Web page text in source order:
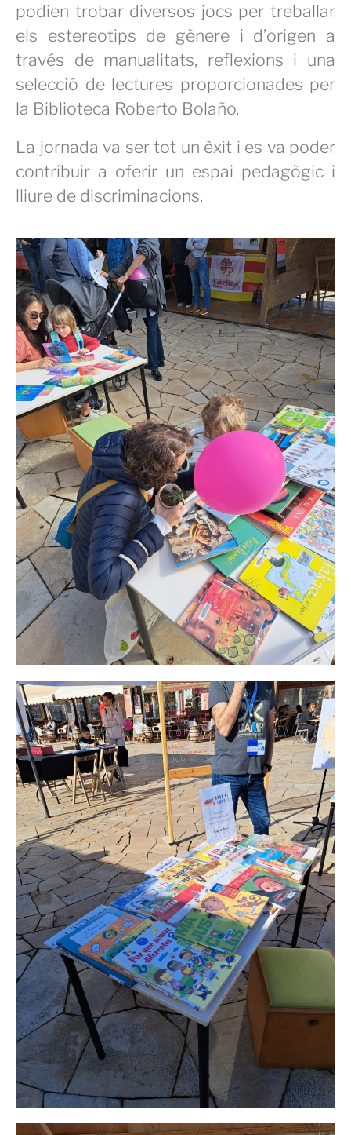
podien trobar diversos jocs per treballar
els estereotips de gènere i d’origen a
través de manualitats, reflexions i una
selecció de lectures proporcionades per
la Biblioteca Roberto Bolaño.
La jornada va ser tot un èxit i es va poder
contribuir a oferir un espai pedagògic i
lliure de discriminacions.